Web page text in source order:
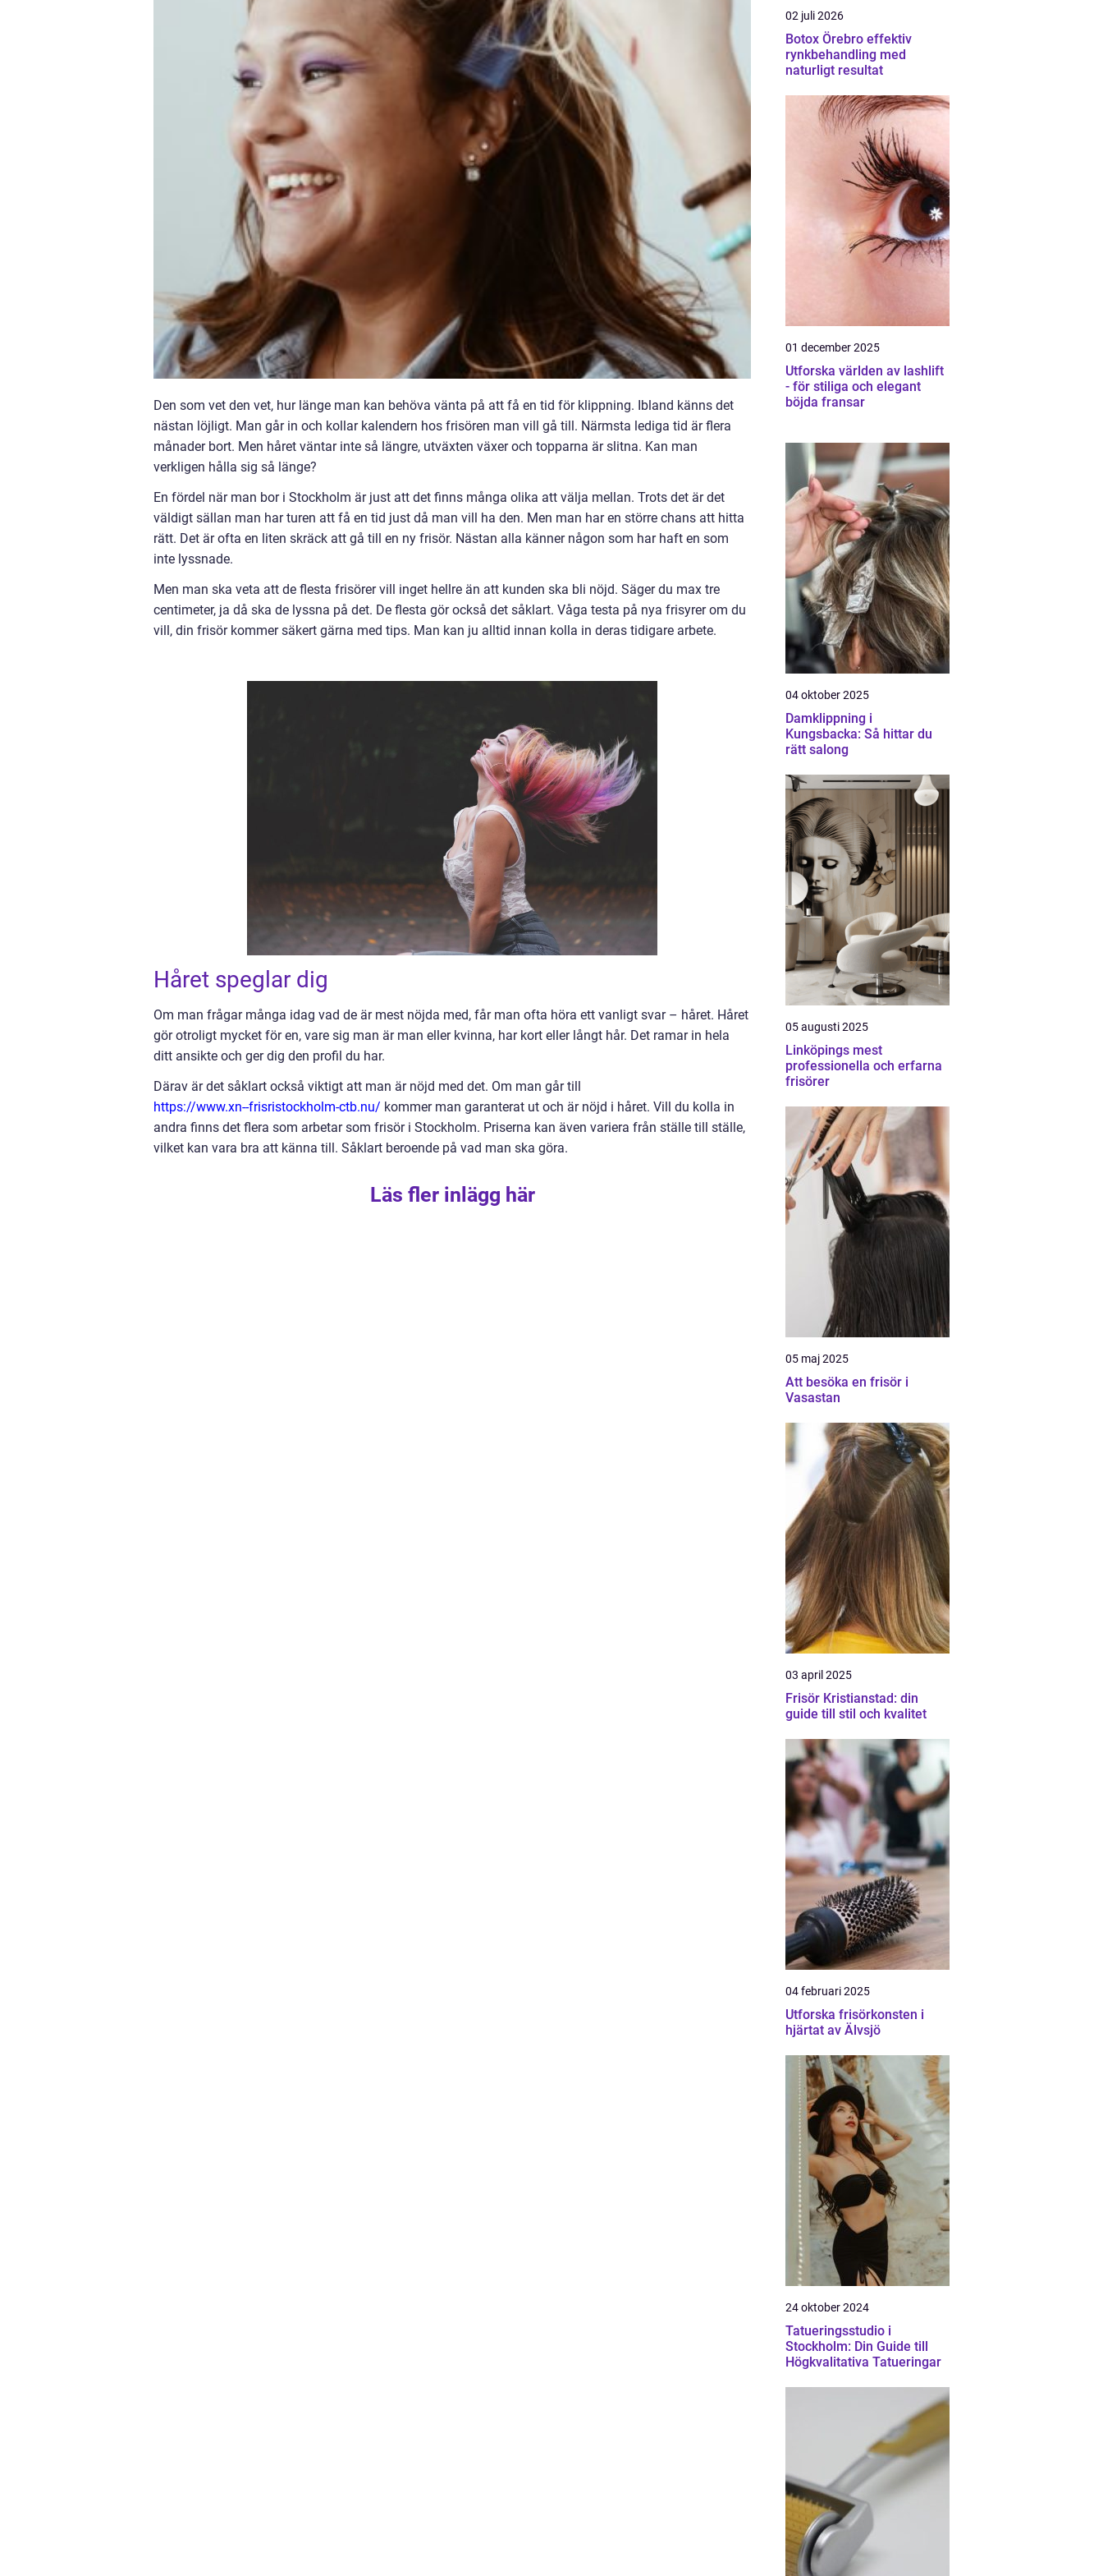
Den som vet den vet, hur länge man kan behöva vänta på att få en tid för klippning. Ibland känns det
nästan löjligt. Man går in och kollar kalendern hos frisören man vill gå till. Närmsta lediga tid är flera
månader bort. Men håret väntar inte så längre, utväxten växer och topparna är slitna. Kan man
verkligen hålla sig så länge?
En fördel när man bor i Stockholm är just att det finns många olika att välja mellan. Trots det är det
väldigt sällan man har turen att få en tid just då man vill ha den. Men man har en större chans att hitta
rätt. Det är ofta en liten skräck att gå till en ny frisör. Nästan alla känner någon som har haft en som
inte lyssnade.
Men man ska veta att de flesta frisörer vill inget hellre än att kunden ska bli nöjd. Säger du max tre
centimeter, ja då ska de lyssna på det. De flesta gör också det såklart. Våga testa på nya frisyrer om du
vill, din frisör kommer säkert gärna med tips. Man kan ju alltid innan kolla in deras tidigare arbete.
Håret speglar dig
Om man frågar många idag vad de är mest nöjda med, får man ofta höra ett vanligt svar – håret. Håret
gör otroligt mycket för en, vare sig man är man eller kvinna, har kort eller långt hår. Det ramar in hela
ditt ansikte och ger dig den profil du har.
Därav är det såklart också viktigt att man är nöjd med det. Om man går till
https://www.xn--frisristockholm-ctb.nu/ kommer man garanterat ut och är nöjd i håret. Vill du kolla in
andra finns det flera som arbetar som frisör i Stockholm. Priserna kan även variera från ställe till ställe,
vilket kan vara bra att känna till. Såklart beroende på vad man ska göra.
Läs fler inlägg här
02 juli 2026
Botox Örebro effektiv
rynkbehandling med
naturligt resultat
01 december 2025
Utforska världen av lashlift
- för stiliga och elegant
böjda fransar
04 oktober 2025
Damklippning i
Kungsbacka: Så hittar du
rätt salong
05 augusti 2025
Linköpings mest
professionella och erfarna
frisörer
05 maj 2025
Att besöka en frisör i
Vasastan
03 april 2025
Frisör Kristianstad: din
guide till stil och kvalitet
04 februari 2025
Utforska frisörkonsten i
hjärtat av Älvsjö
24 oktober 2024
Tatueringsstudio i
Stockholm: Din Guide till
Högkvalitativa Tatueringar